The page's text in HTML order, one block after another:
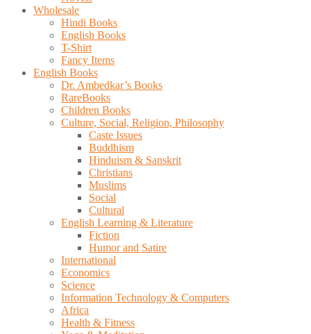
Wholesale
Hindi Books
English Books
T-Shirt
Fancy Items
English Books
Dr. Ambedkar’s Books
RareBooks
Children Books
Culture, Social, Religion, Philosophy
Caste Issues
Buddhism
Hinduism & Sanskrit
Christians
Muslims
Social
Cultural
English Learning & Literature
Fiction
Humor and Satire
International
Economics
Science
Information Technology & Computers
Africa
Health & Fitness